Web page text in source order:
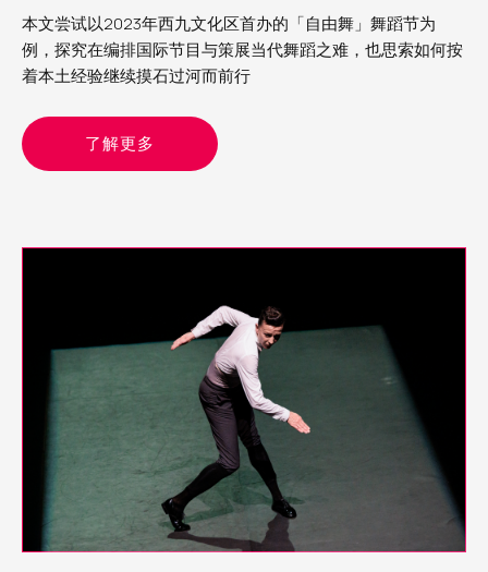
本文尝试以2023年西九文化区首办的「自由舞」舞蹈节为
例，探究在编排国际节目与策展当代舞蹈之难，也思索如何按
着本土经验继续摸石过河而前行
了解更多